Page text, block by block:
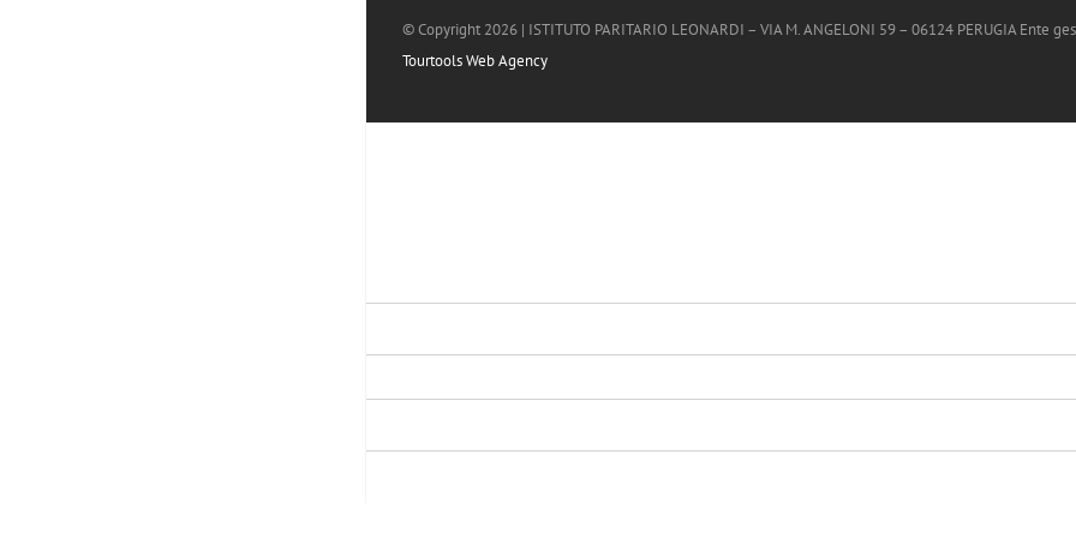
© Copyright 2026 | ISTITUTO PARITARIO LEONARDI – VIA M. ANGELONI 59 – 06124 PERUGIA Ente
Tourtools Web Agency